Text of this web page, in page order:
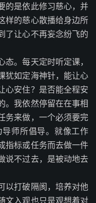
的是依此修习慈心，并
样的慈心散播给身边所
了让心不再妄念纷飞的
。每天定时听定课，
犹如定海神针，能让心
心安住？是否能全程安
。我依然停留在在事相
务来做，一个必须要完
师所倡导。就像工作
指标或任务而去做一件
说不过去，是被动地去
打破隔阂，培养对他
文入观也只是观想着对